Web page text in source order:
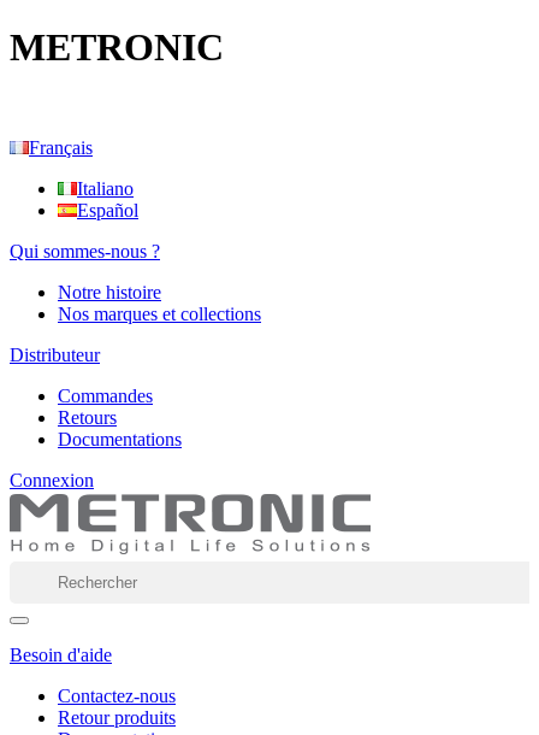
METRONIC
Français
Italiano
Español
Qui sommes-nous ?
Notre histoire
Nos marques et collections
Distributeur
Commandes
Retours
Documentations
Connexion
Besoin d'aide
Contactez-nous
Retour produits